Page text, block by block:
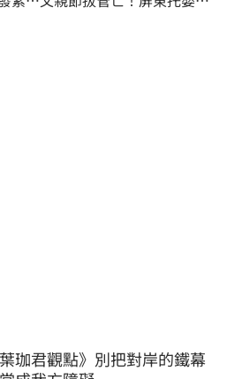
葉珈君觀點》別把對岸的鐵幕